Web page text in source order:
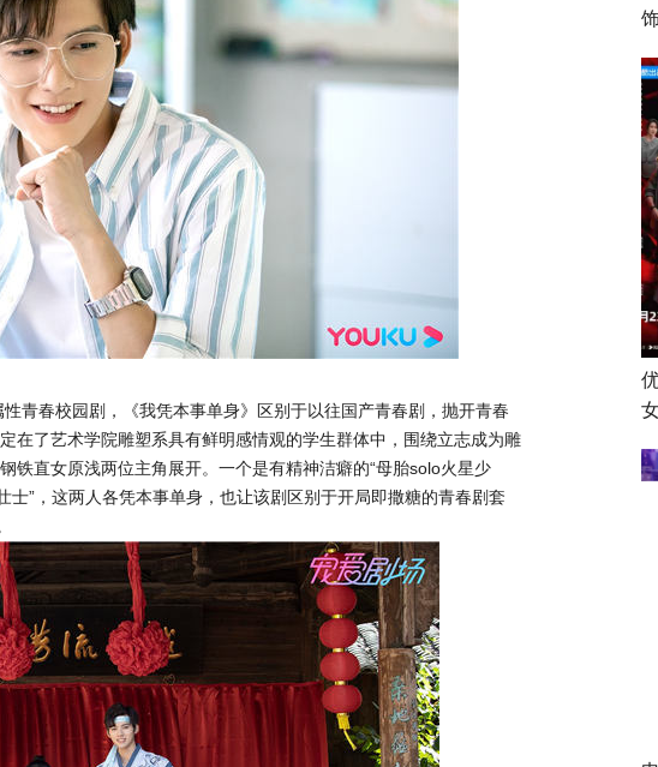
青春校园剧，《我凭本事单身》区别于以往国产青春剧，抛开青春
在了艺术学院雕塑系具有鲜明感情观的学生群体中，围绕立志成为雕
铁直女原浅两位主角展开。一个是有精神洁癖的“母胎solo火星少
士”，这两人各凭本事单身，也让该剧区别于开局即撒糖的青春剧套